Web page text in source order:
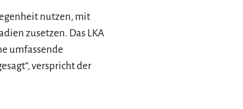
nutzen, mit
zusetzen. Das LKA
umfassende
verspricht der